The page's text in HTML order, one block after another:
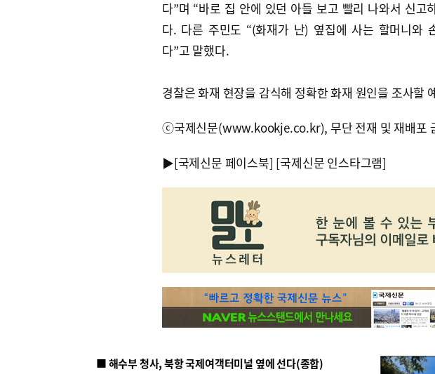
다”며 “바로 집 안에 있던 아들 보고 빨리 나와서 신고
다. 다른 주민도 “(화재가 난) 옆집에 사는 할머니와
다”고 말했다.
경찰은 화재 현장을 감식해 정확한 화재 원인을 조사할
ⓒ국제신문(www.kookje.co.kr), 무단 전재 및 재배포
▶[국제신문 페이스북] [국제신문 인스타그램]
■ 해수부 청사, 북항 국제여객터미널 옆에 선다(종합)